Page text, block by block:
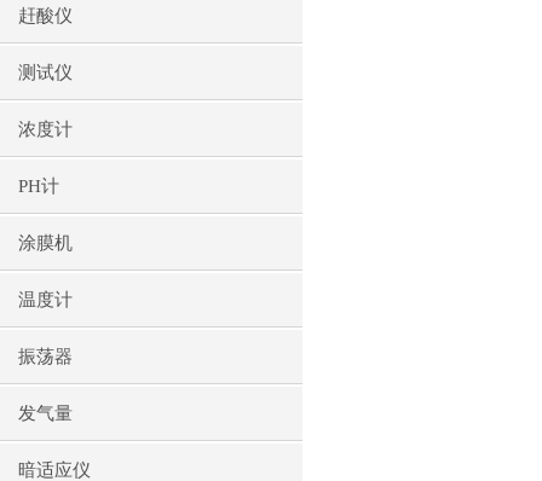
赶酸仪
测试仪
浓度计
PH计
涂膜机
温度计
振荡器
发气量
暗适应仪